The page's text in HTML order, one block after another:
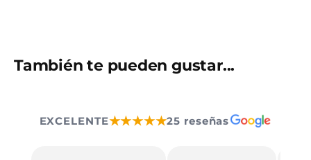
También te pueden gustar...
EXCELENTE★★★★★25 reseñas